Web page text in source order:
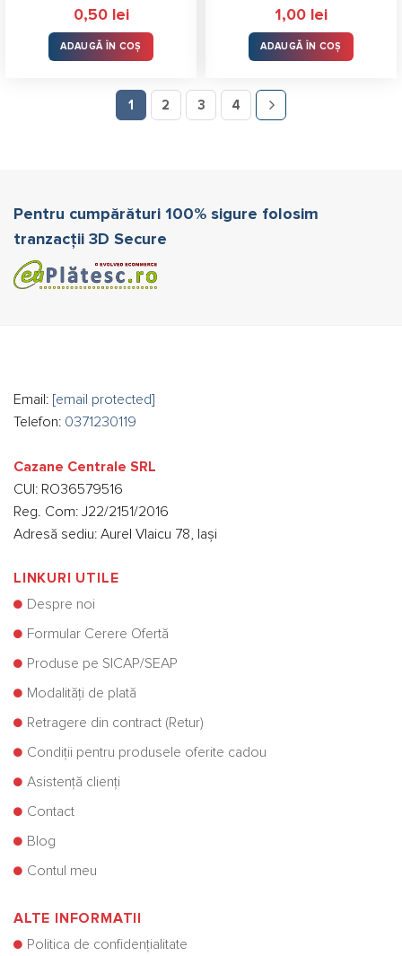
Evaluat la
stele
din 5
0,50 lei
ADAUGĂ ÎN COȘ
1,00 lei
ADAUGĂ ÎN COȘ
1 2 3 4
Pentru cumpărături 100% sigure folosim
tranzacții 3D Secure
Email: [email protected]
Telefon: 0371230119
Cazane Centrale SRL
CUI: RO36579516
Reg. Com: J22/2151/2016
Adresă sediu: Aurel Vlaicu 78, Iași
LINKURI UTILE
Despre noi
Formular Cerere Ofertă
Produse pe SICAP/SEAP
Modalități de plată
Retragere din contract (Retur)
Condiții pentru produsele oferite cadou
Asistență clienți
Contact
Blog
Contul meu
ALTE INFORMATII
Politica de confidențialitate